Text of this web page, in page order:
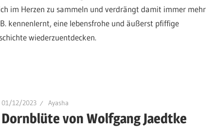
im Herzen zu sammeln und verdrängt damit immer mehr
kennenlernt, eine lebensfrohe und äußerst pfiffige
wiederzuentdecken.
01/12/2023 Ayasha
Dornblüte von Wolfgang Jaedtke